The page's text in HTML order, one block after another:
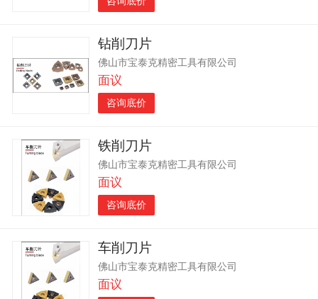
钻削刀片
佛山市宝泰克精密工具有限公司
面议
咨询底价
铁削刀片
佛山市宝泰克精密工具有限公司
面议
咨询底价
车削刀片
佛山市宝泰克精密工具有限公司
面议